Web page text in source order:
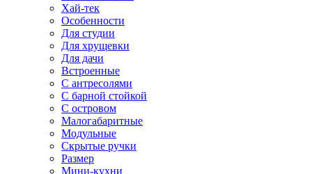
Хай-тек
Особенности
Для студии
Для хрущевки
Для дачи
Встроенные
С антресолями
С барной стойкой
С островом
Малогабаритные
Модульные
Скрытые ручки
Размер
Мини-кухни